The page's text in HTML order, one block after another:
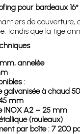
pour bardeaux 16°
de
tandis que la tige
annelée
:
galvanisée à chaud
mm
INOX A2 – 25 mm
(rouleaux)
par boîte : 7 200